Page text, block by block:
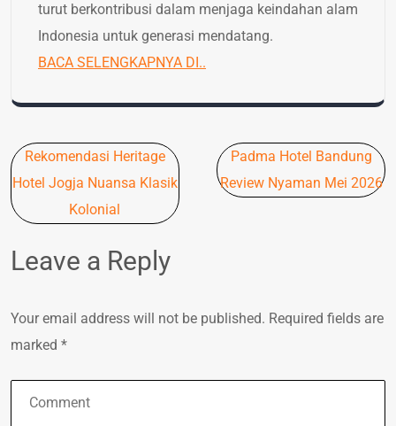
turut berkontribusi dalam menjaga keindahan alam
Indonesia untuk generasi mendatang.
BACA SELENGKAPNYA DI..
Post
navigation
Rekomendasi Heritage
Hotel Jogja Nuansa Klasik
Kolonial
Padma Hotel Bandung
Review Nyaman Mei 2026
Leave a Reply
Your email address will not be published. Required fields are
marked *